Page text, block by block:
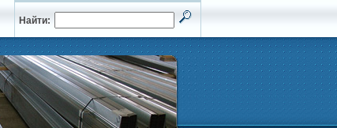
Найти: